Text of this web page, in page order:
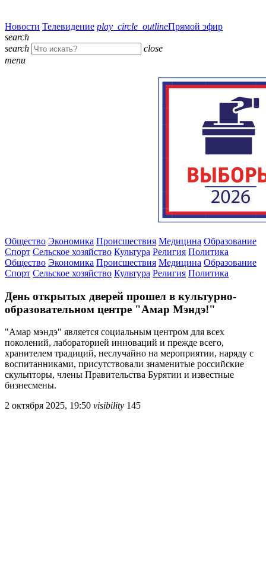
Новости Телевидение play_circle_outlineПрямой эфир
search
search
close
menu
Общество Экономика Происшествия Медицина Образование
Спорт Сельское хозяйство Культура Религия Политика
Общество Экономика Происшествия Медицина Образование
Спорт Сельское хозяйство Культура Религия Политика
День открытых дверей прошел в культурно-
образовательном центре "Амар Мэндэ!"
"Амар мэндэ" является социальным центром для всех
поколений, лабораторией инноваций и прежде всего,
хранителем традиций, неслучайно на мероприятии, наряду с
воспитанниками, присутствовали знаменитые российские
скульпторы, члены Правительства Бурятии и известные
бизнесмены.
2 октября 2025, 19:50 visibility 145